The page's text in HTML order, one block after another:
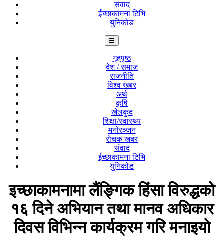
संवाद
ईच्छाकामना टिभि
युनिकोड
☰
गृहपृष्ठ
देश / समाज
राजनीति
विश्व खबर
अर्थ
कृषि
खेलकुद
शिक्षा/स्वास्थ्य
मनोरञ्जन
रोचक खबर
संवाद
ईच्छाकामना टिभि
युनिकोड
इच्छाकामनामा लैंङ्गिक हिंसा विरुद्धको
१६ दिने अभियान तथा मानव अधिकार
दिवस विभिन्न कार्यक्रम गरि मनाइयो